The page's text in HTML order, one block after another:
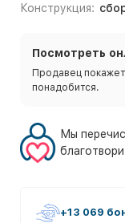
Конструкция:
Посмотреть
Продавец
понадобится.
Мы
+13 069